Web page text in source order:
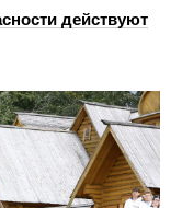
действуют